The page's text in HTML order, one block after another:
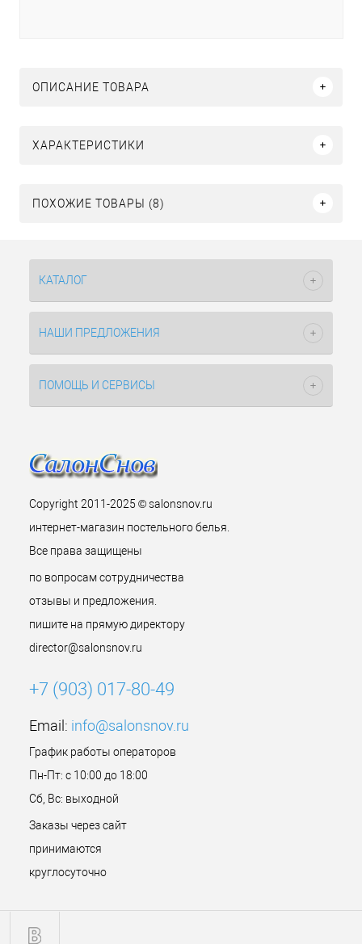
ОПИСАНИЕ ТОВАРА
ХАРАКТЕРИСТИКИ
ПОХОЖИЕ ТОВАРЫ (8)
КАТАЛОГ
НАШИ ПРЕДЛОЖЕНИЯ
ПОМОЩЬ И СЕРВИСЫ
Copyright 2011-2025 © salonsnov.ru
интернет-магазин постельного белья.
Все права защищены
по вопросам сотрудничества
отзывы и предложения.
пишите на прямую директору
director@salonsnov.ru
+7 (903) 017-80-49
Email: info@salonsnov.ru
График работы операторов
Пн-Пт: с 10:00 до 18:00
Сб, Вс: выходной
Заказы через сайт
принимаются
круглосуточно